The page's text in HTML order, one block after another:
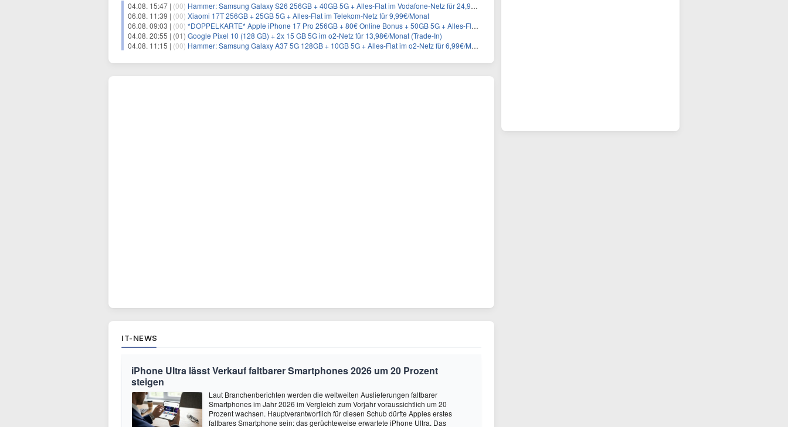
04.08. 15:47 | (00) Hammer: Samsung Galaxy S26 256GB + 40GB 5G + Alles-Flat im Vodafone-Netz für 24,99€/Monat
06.08. 11:39 | (00) Xiaomi 17T 256GB + 25GB 5G + Alles-Flat im Telekom-Netz für 9,99€/Monat
06.08. 09:03 | (00) *DOPPELKARTE* Apple iPhone 17 Pro 256GB + 80€ Online Bonus + 50GB 5G + Alles-Flat im Telekom-Netz für 44,94€/Monat – eff. 4,40€/Monat
04.08. 20:55 | (01) Google Pixel 10 (128 GB) + 2x 15 GB 5G im o2-Netz für 13,98€/Monat (Trade-In)
04.08. 11:15 | (00) Hammer: Samsung Galaxy A37 5G 128GB + 10GB 5G + Alles-Flat im o2-Netz für 6,99€/Monat
IT-NEWS
iPhone Ultra lässt Verkauf faltbarer Smartphones 2026 um 20 Prozent
steigen
Laut Branchenberichten werden die weltweiten Auslieferungen faltbarer
Smartphones im Jahr 2026 im Vergleich zum Vorjahr voraussichtlich um 20
Prozent wachsen. Hauptverantwortlich für diesen Schub dürfte Apples erstes
faltbares Smartphone sein: das gerüchteweise erwartete iPhone Ultra. Das